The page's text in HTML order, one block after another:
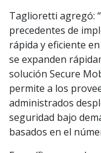
Taglioretti agregó:
precedentes de
rápida y eficiente
se expanden
solución Secure
permite a los
administrados
seguridad bajo
basados en el